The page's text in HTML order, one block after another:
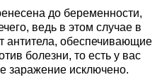
до беременности,
ведь в этом случае в
антитела, обеспечивающие
болезни, то есть у вас
заражение исключено.